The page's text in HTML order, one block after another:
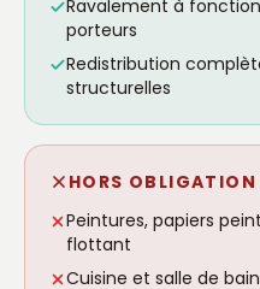
Ravalement à
porteurs
Redistribution
structurelles
HORS
Peintures, papiers
flottant
Cuisine et salle de